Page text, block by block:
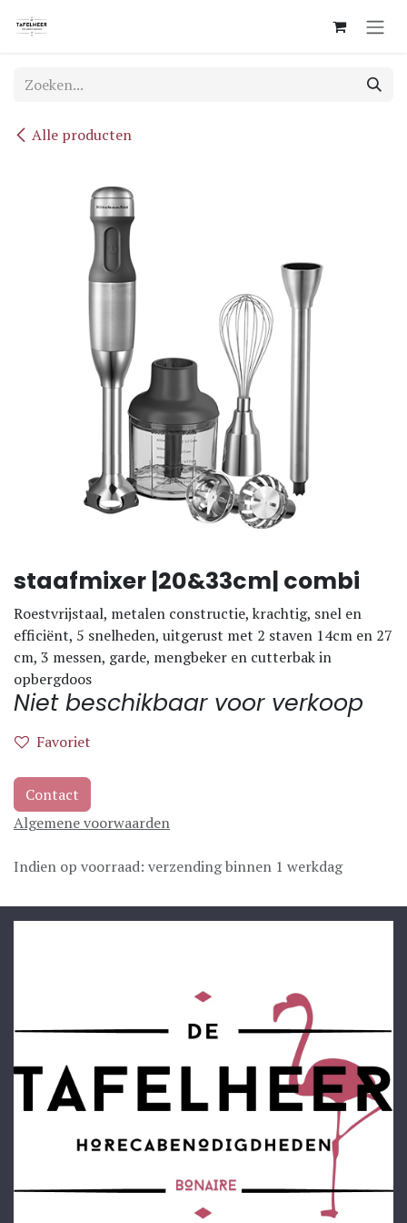
Alle producten
staafmixer |20&33cm| combi
Roestvrijstaal, metalen constructie, krachtig, snel en
efficiënt, 5 snelheden, uitgerust met 2 staven 14cm en 27
cm, 3 messen, garde, mengbeker en cutterbak in
opbergdoos
Niet beschikbaar voor verkoop
Favoriet
Contact
Algemene voorwaarden
Indien op voorraad: verzending binnen 1 werkdag